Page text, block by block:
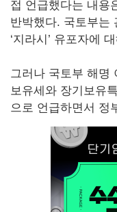
접 언급했다는 내용
반박했다. 국토부는
‘지라시’ 유포자에
그러나 국토부 해명
보유세와 장기보유
으로 언급하면서 정